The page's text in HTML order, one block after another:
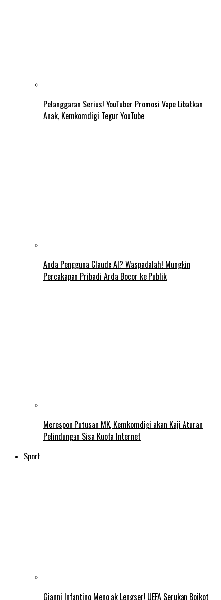
Pelanggaran Serius! YouTuber Promosi Vape Libatkan
Anak, Kemkomdigi Tegur YouTube
Anda Pengguna Claude AI? Waspadalah! Mungkin
Percakapan Pribadi Anda Bocor ke Publik
Merespon Putusan MK, Kemkomdigi akan Kaji Aturan
Pelindungan Sisa Kuota Internet
Sport
Gianni Infantino Menolak Lengser! UEFA Serukan Boikot